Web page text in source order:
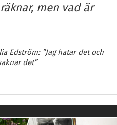
men vad är
Edström: ”Jag hatar det och
det”